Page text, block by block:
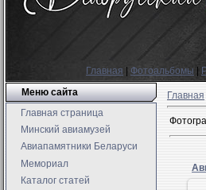
Главная Фотоальбомы
Меню сайта
Главная страница
Минский авиамузей
Авиапамятники Беларуси
Мемориал
Каталог статей
Главная